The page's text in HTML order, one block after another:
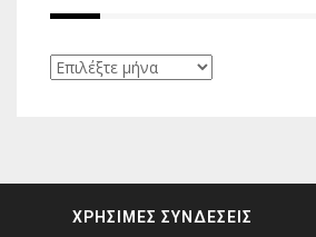
Ιστορικό
ΧΡΗΣΙΜΕΣ ΣΥΝΔΕΣΕΙΣ